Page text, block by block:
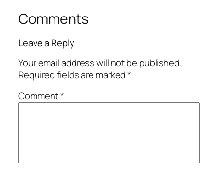
Comments
Leave a Reply
Your email address will not be published.
Required fields are marked*
Comment*